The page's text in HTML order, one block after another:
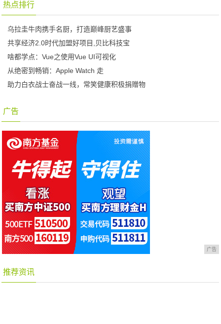
热点排行
乌拉圭牛肉携手名厨，打造巅峰厨艺盛事
共享经济2.0时代加盟好项目,贝比科技宝
啥都学点：Vue之使用Vue UI可视化
从绝密到畅销：Apple Watch 走
助力白衣战士奋战一线，常笑健康积极捐赠物
广告
广告
推荐资讯